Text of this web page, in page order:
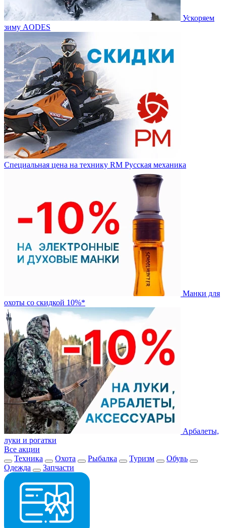
Ускоряем
зиму AODES
Специальная цена на технику RM Русская механика
Манки для
охоты со скидкой 10%*
Арбалеты,
луки и рогатки
Все акции
Техника
Охота Рыбалка Туризм
Обувь
Одежда
Запчасти